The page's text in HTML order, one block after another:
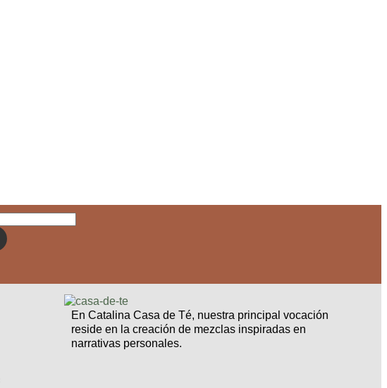
En Catalina Casa de Té, nuestra principal vocación
reside en la creación de mezclas inspiradas en
narrativas personales.